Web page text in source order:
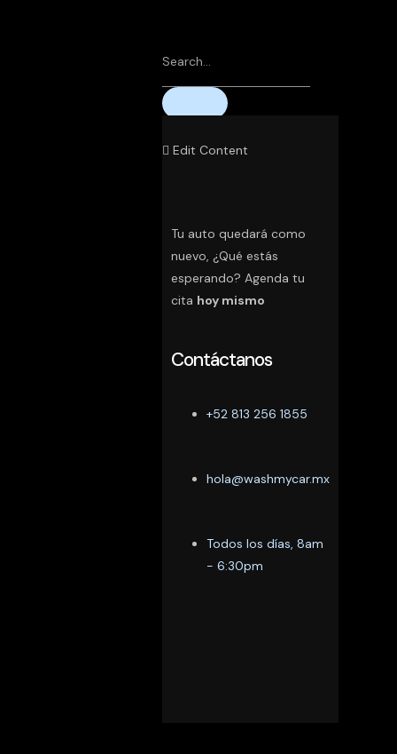
Edit Content
Tu auto quedará como
nuevo, ¿Qué estás
esperando? Agenda tu
cita hoy mismo
Contáctanos
+52 813 256 1855
hola@washmycar.mx
Todos los días, 8am
- 6:30pm